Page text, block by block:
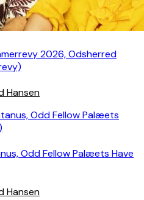
2026, Odsherred
Hansen
Odd Fellow Palæets Have
Hansen